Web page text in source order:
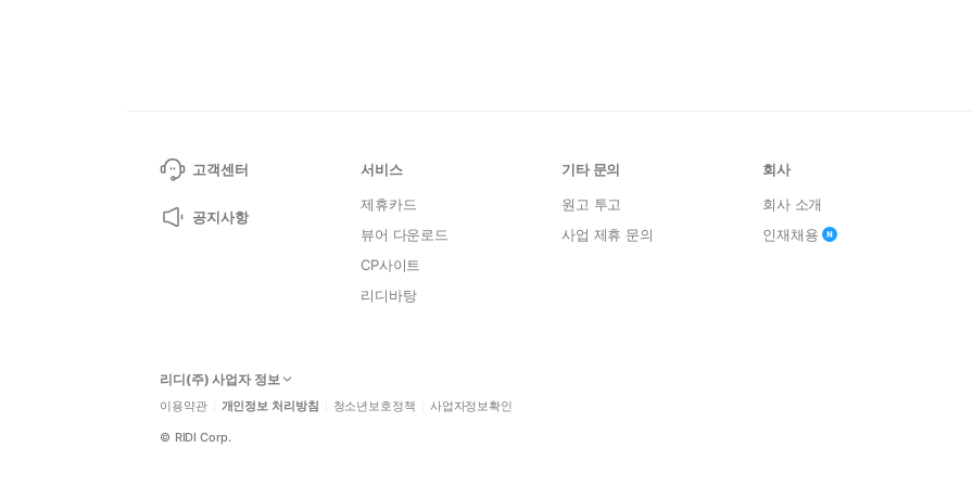
고객센터
공지사항
서비스
제휴카드
뷰어 다운로드
CP사이트
리디바탕
기타 문의
원고 투고
사업 제휴 문의
회사
회사 소개
인재채용
리디(주) 사업자 정보
이용약관 개인정보 처리방침 청소년보호정책 사업자정보확인
© RIDI Corp.